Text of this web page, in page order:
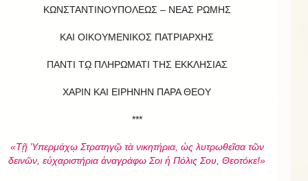
ΚΩΝΣΤΑΝΤΙΝΟΥΠΟΛΕΩΣ – ΝΕΑΣ ΡΩΜΗΣ
ΚΑΙ ΟΙΚΟΥΜΕΝΙΚΟΣ ΠΑΤΡΙΑΡΧΗΣ
ΠΑΝΤΙ Τῼ ΠΛΗΡΩΜΑΤΙ ΤΗΣ ΕΚΚΛΗΣΙΑΣ
ΧΑΡΙΝ ΚΑΙ ΕΙΡΗΝΗΝ ΠΑΡΑ ΘΕΟΥ
***
«Τῇ Ὑπερμάχῳ Στρατηγῷ τὰ νικητήρια, ὡς λυτρωθεῖσα τῶν
δεινῶν, εὐχαριστήρια ἀναγράφω Σοι ἡ Πόλις Σου, Θεοτόκε!»